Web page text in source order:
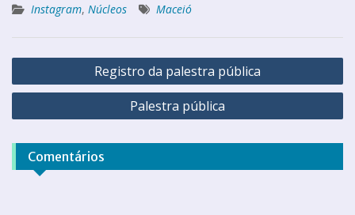
Instagram, Núcleos Maceió
Registro da palestra pública
Palestra pública
Comentários